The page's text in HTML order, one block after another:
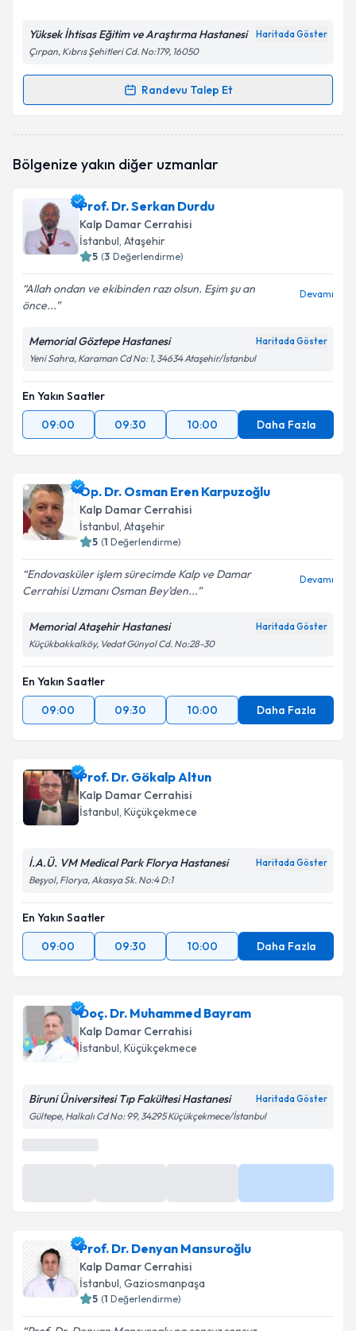
Kişisel verilerimin işlenmesine ilişkin
Metni'ni okudum ve kişisel verilerimin belirtilen
Takvim Talebini Gönder
Yüksek İhtisas Eğitim ve Araştırma Hastanesi Haritada Göster
Çırpan, Kıbrıs Şehitleri Cd. No:179, 16050
Randevu Talep Et
Randevu Takvimi Talebi
talebi oluşturun. Size bu uzmandan randevu almanız
bilgilendireceğiz.
E-posta Adresiniz
kapsamda işlenmesini kabul ediyorum.
Bölgenize yakın diğer uzmanlar
Prof. Dr. Serkan Durdu
Kalp Damar Cerrahisi
İstanbul, Ataşehir
5 (3 Değerlendirme)
Allah ondan ve ekibinden razı olsun. Eşim şu an
önce...
Devamı
Memorial Göztepe Hastanesi Haritada Göster
Yeni Sahra, Karaman Cd No: 1, 34634 Ataşehir/İstanbul
En Yakın Saatler
09:00
09:30 10:00 Daha Fazla
Op. Dr. Osman Eren Karpuzoğlu
Kalp Damar Cerrahisi
İstanbul, Ataşehir
5 (1 Değerlendirme)
Endovasküler işlem sürecimde Kalp ve Damar
Cerrahisi Uzmanı Osman Bey’den...
Devamı
Memorial Ataşehir Hastanesi Haritada Göster
Küçükbakkalköy, Vedat Günyol Cd. No:28-30
En Yakın Saatler
09:00
09:30 10:00 Daha Fazla
Prof. Dr. Gökalp Altun
Kalp Damar Cerrahisi
İstanbul, Küçükçekmece
İ.A.Ü. VM Medical Park Florya Hastanesi Haritada Göster
Beşyol, Florya, Akasya Sk. No:4 D:1
En Yakın Saatler
09:00
09:30 10:00 Daha Fazla
Doç. Dr. Muhammed Bayram
Kalp Damar Cerrahisi
İstanbul, Küçükçekmece
Biruni Üniversitesi Tıp Fakültesi Hastanesi Haritada Göster
Gültepe, Halkalı Cd No: 99, 34295 Küçükçekmece/İstanbul
En Yakın Saatler
Prof. Dr. Denyan Mansuroğlu
Kalp Damar Cerrahisi
İstanbul, Gaziosmanpaşa
5 (1 Değerlendirme)